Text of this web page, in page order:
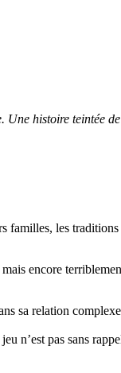
histoire teintée
familles, les
encore
sa relation
n’est pas sans